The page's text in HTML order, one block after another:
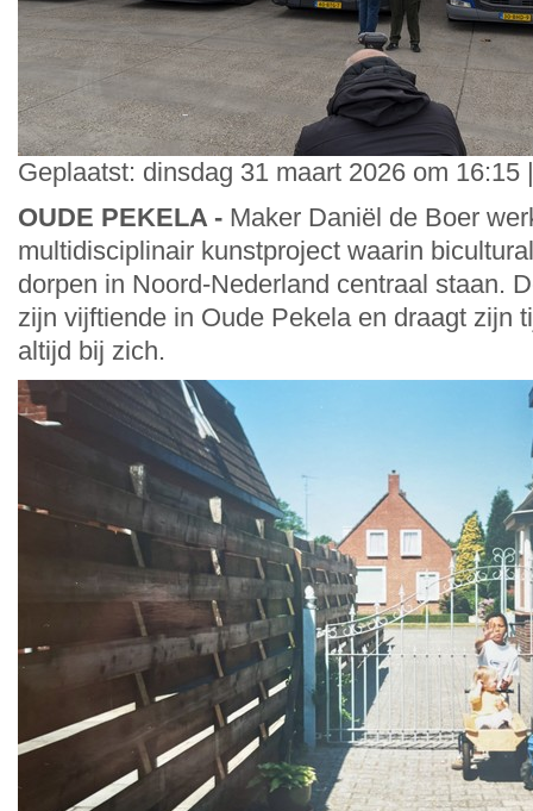
Geplaatst: dinsdag 31 maart 2026 om 16:15
OUDE PEKELA - Maker Daniël de Boer
multidisciplinair kunstproject waarin
dorpen in Noord-Nederland centraal staan.
zijn vijftiende in Oude Pekela en draagt zijn
altijd bij zich.